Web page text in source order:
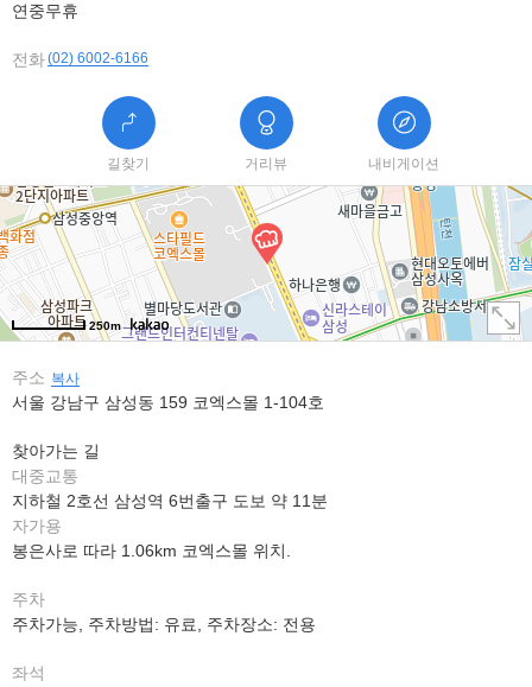
연중무휴
전화(02) 6002-6166
길찾기 거리뷰 내비게이션
250m
주소 복사
서울 강남구 삼성동 159 코엑스몰 1-104호
찾아가는 길
대중교통
지하철 2호선 삼성역 6번출구 도보 약 11분
자가용
봉은사로 따라 1.06km 코엑스몰 위치.
주차
주차가능, 주차방법: 유료, 주차장소: 전용
좌석